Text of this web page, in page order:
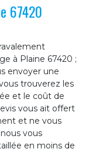
67420
à Plaine 67420 ;
envoyer une
trouverez les
et le coût de
vous ait offert
et ne vous
vous
en moins de